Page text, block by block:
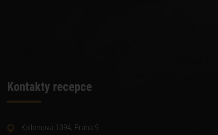
Kontakty recepce
Kolbenova 1094, Praha 9